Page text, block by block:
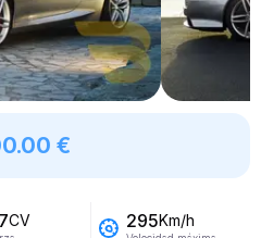
€
CV 295Km/h